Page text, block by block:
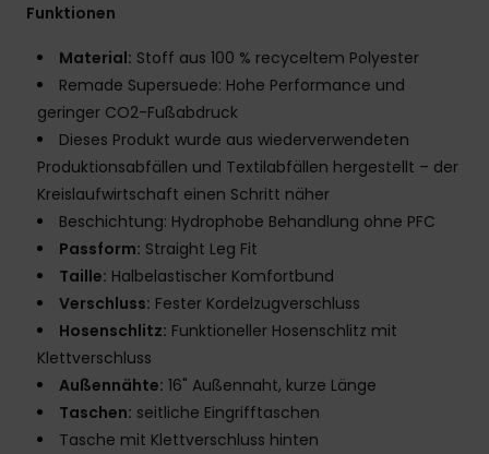
Funktionen
Material: Stoff aus 100 % recyceltem Polyester
Remade Supersuede: Hohe Performance und
geringer CO2-Fußabdruck
Dieses Produkt wurde aus wiederverwendeten
Produktionsabfällen und Textilabfällen hergestellt – der
Kreislaufwirtschaft einen Schritt näher
Beschichtung: Hydrophobe Behandlung ohne PFC
Passform: Straight Leg Fit
Taille: Halbelastischer Komfortbund
Verschluss: Fester Kordelzugverschluss
Hosenschlitz: Funktioneller Hosenschlitz mit
Klettverschluss
Außennähte: 16" Außennaht, kurze Länge
Taschen: seitliche Eingrifftaschen
Tasche mit Klettverschluss hinten